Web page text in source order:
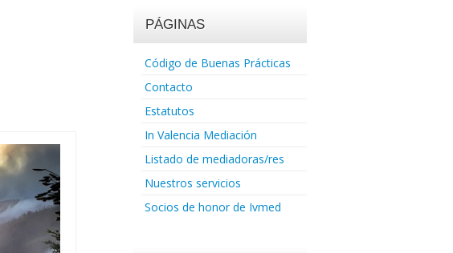
PÁGINAS
Código de Buenas Prácticas
Contacto
Estatutos
In Valencia Mediación
Listado de mediadoras/res
Nuestros servicios
Socios de honor de Ivmed